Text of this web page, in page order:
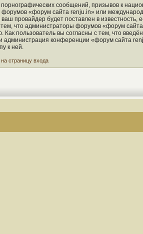
сообщений, призывов к
форумов «форум сайта renju.in» или
провайдер будет поставлен в известность,
что администраторы форумов «форум
пользователь вы согласны с тем, что
конференции «форум сайта
к ней.
страницу входа